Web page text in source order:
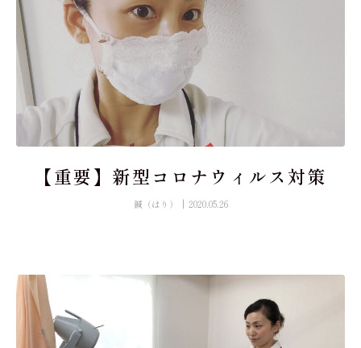
【重要】新型コロナウィルス対策
鍼（はり） 2020.05.26